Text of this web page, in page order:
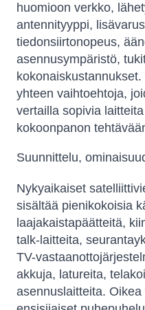
huomioon verkko,
antennityyppi,
tiedonsiirtonopeus,
asennusympäristö,
yhteen vaihtoehtoja,
vertailla sopivia
kokoonpanon
Suunnittelu,
Nykyaikaiset
sisältää pienikokoisia
laajakaistapäätteitä,
talk-laitteita,
TV-
akkuja, latureita,
asennuslaitteita.